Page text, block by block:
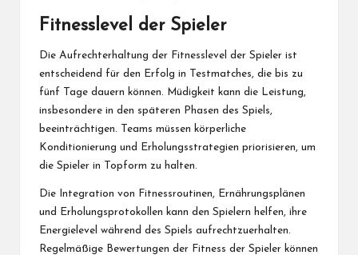
Fitnesslevel der Spieler
Die Aufrechterhaltung der Fitnesslevel der Spieler ist
entscheidend für den Erfolg in Testmatches, die bis zu
fünf Tage dauern können. Müdigkeit kann die Leistung,
insbesondere in den späteren Phasen des Spiels,
beeinträchtigen. Teams müssen körperliche
Konditionierung und Erholungsstrategien priorisieren, um
die Spieler in Topform zu halten.
Die Integration von Fitnessroutinen, Ernährungsplänen
und Erholungsprotokollen kann den Spielern helfen, ihre
Energielevel während des Spiels aufrechtzuerhalten.
Regelmäßige Bewertungen der Fitness der Spieler können